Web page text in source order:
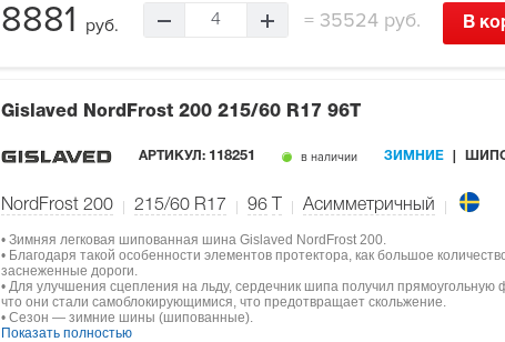
8881 руб. 4 = 35524 руб. В
Gislaved NordFrost 200 215/60 R17 96T
АРТИКУЛ: 118251 в наличии ЗИМНИЕ
NordFrost 200 215/60 R17 96 Асимметричный
• Зимняя легковая шипованная шина Gislaved NordFrost 200.
• Благодаря такой особенности элементов протектора, как большое
заснеженные дороги.
• Для улучшения сцепления на льду, сердечник шипа получил
что они стали самоблокирующимися, что предотвращает скольжение.
• Сезон — зимние шины (шипованные).
Показать полностью